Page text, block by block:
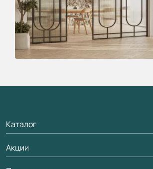
Каталог
Межкомнатные двери
Акции